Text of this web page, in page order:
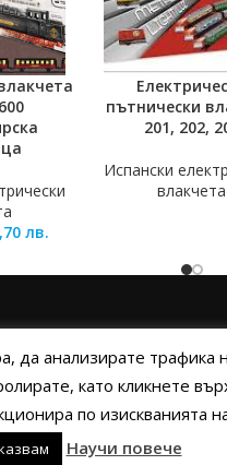
лв.
пътнически
201, 202,
Испански
влакчета
ЗА ПОВЕРИТЕЛНОСТ
— Developed by
анализирате
като кликнете
по
Научи повече